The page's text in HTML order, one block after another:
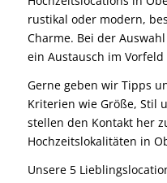
IN
Als Hochzeitsband
Hochzeitslocations in
rustikal oder modern,
Charme. Bei der
ein Austausch im Vorfeld
Gerne geben wir Tipps
Kriterien wie Größe, Stil